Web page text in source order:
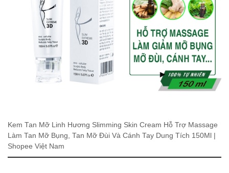
Kem Tan Mỡ Linh Hương Slimming Skin Cream Hỗ Trợ Massage
Làm Tan Mỡ Bụng, Tan Mỡ Đùi Và Cánh Tay Dung Tích 150Ml |
Shopee Việt Nam